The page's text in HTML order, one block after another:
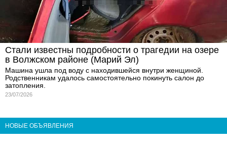
Стали известны подробности о трагедии на озере
в Волжском районе (Марий Эл)
Машина ушла под воду с находившейся внутри женщиной.
Родственникам удалось самостоятельно покинуть салон до
затопления.
23/07/2026
НОВЫЕ ОБЪЯВЛЕНИЯ